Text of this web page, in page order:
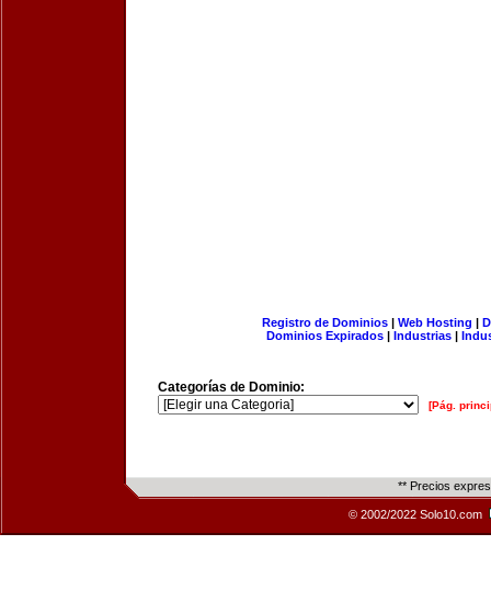
Registro de Dominios| Web Hosting |
Dominios Expirados | Industrias |
Categorías de Dominio:
[Pág.
** Precios
© 2002/2022 Solo10.com